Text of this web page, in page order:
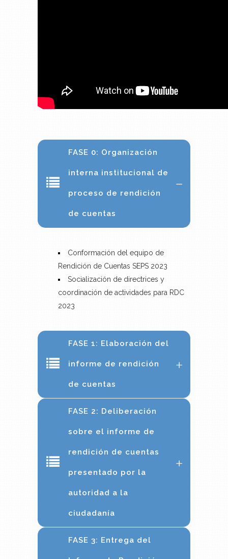
FASE 0: Organización
interna institucional de
proceso de rendición
de cuentas
Conformación del equipo de
Rendición de Cuentas SEPS 2023
Socialización de directrices y
coordinación de actividades para RDC
2023
FASE 1: Elaboración del
informe de rendición
de cuentas
FASE 2: Deliberación
sobre el informe de
rendición de cuentas
presentado por la
autoridad a la
ciudadanía
FASE 3: Entrega del